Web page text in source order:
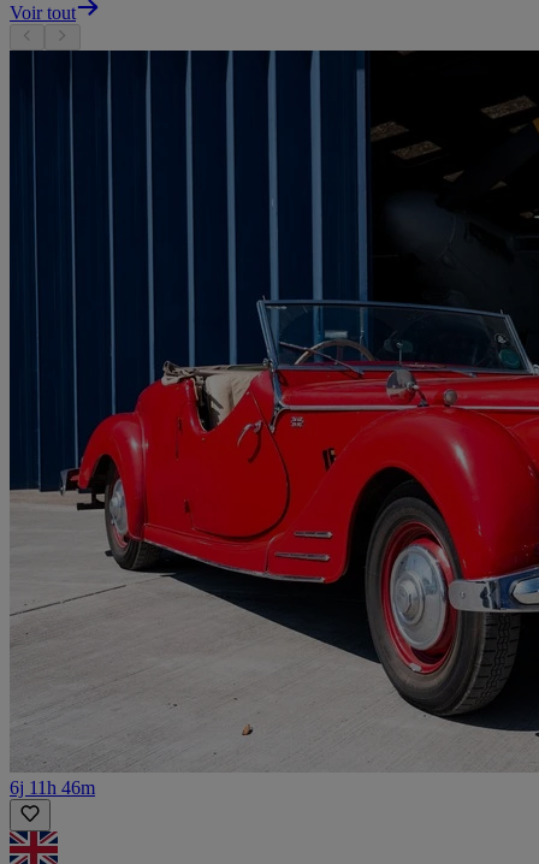
Voir tout
6j 11h 46m